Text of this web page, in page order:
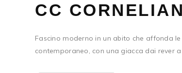
CC
Fascino moderno in un abito che affonda
contemporaneo, con una giacca dai rever